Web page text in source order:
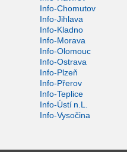
Info-Chomutov
Info-Jihlava
Info-Kladno
Info-Morava
Info-Olomouc
Info-Ostrava
Info-Plzeň
Info-Přerov
Info-Teplice
Info-Ústí n.L.
Info-Vysočina